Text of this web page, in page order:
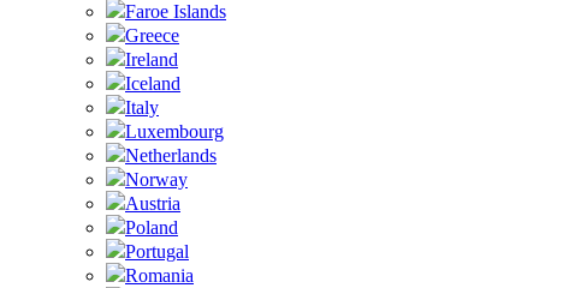
Faroe Islands
Greece
Ireland
Iceland
Italy
Luxembourg
Netherlands
Norway
Austria
Poland
Portugal
Romania